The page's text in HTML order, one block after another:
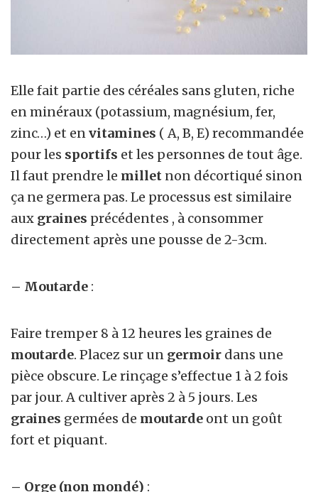
Elle fait partie des céréales sans gluten, riche
en minéraux (potassium, magnésium, fer,
zinc…) et envitamines ( A, B, E) recommandée
pour les sportifs et les personnes de tout âge.
Il faut prendre le millet non décortiqué sinon
ça ne germera pas. Le processus est similaire
aux graines précédentes , à consommer
directement après une pousse de 2-3cm.
– Moutarde :
Faire tremper 8 à 12 heures les graines de
moutarde. Placez sur un germoir dans une
pièce obscure. Le rinçage s’effectue 1 à 2 fois
par jour. A cultiver après 2 à 5 jours. Les
graines germées de moutarde ont un goût
fort et piquant.
– Orge (non mondé) :